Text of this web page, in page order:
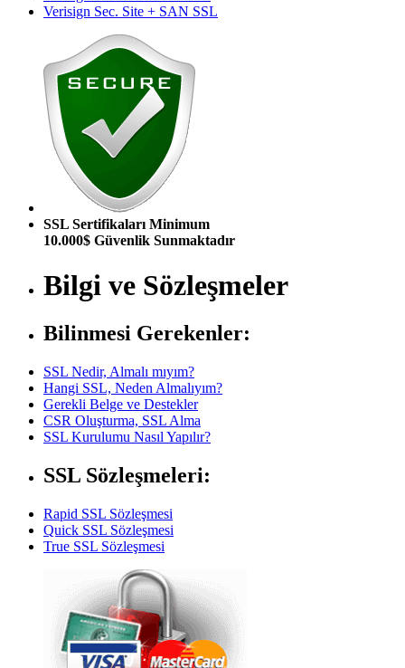
Verisign Sec. Site + SAN SSL
SSL Sertifikaları Minimum
10.000$ Güvenlik Sunmaktadır
Bilgi ve Sözleşmeler
Bilinmesi Gerekenler:
SSL Nedir, Almalı mıyım?
Hangi SSL, Neden Almalıyım?
Gerekli Belge ve Destekler
CSR Oluşturma, SSL Alma
SSL Kurulumu Nasıl Yapılır?
SSL Sözleşmeleri:
Rapid SSL Sözleşmesi
Quick SSL Sözleşmesi
True SSL Sözleşmesi